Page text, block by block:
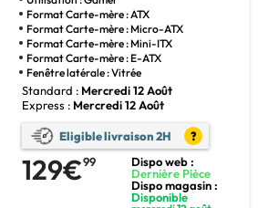
Format Carte-mère : ATX
Format Carte-mère : Micro-ATX
Format Carte-mère : Mini-ITX
Format Carte-mère : E-ATX
Fenêtre latérale : Vitrée
Standard : Mercredi 12 Août
Express : Mercredi 12 Août
Eligible livraison 2H ?
129€99
Dispo web :
Dernière Pièce
Dispo magasin :
Disponible